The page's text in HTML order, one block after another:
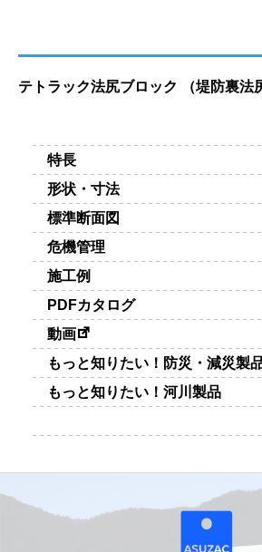
テトラック法尻ブロック （堤防裏法
特長
形状・寸法
標準断面図
危機管理
施工例
PDFカタログ
動画
もっと知りたい！防災・減災製
もっと知りたい！河川製品